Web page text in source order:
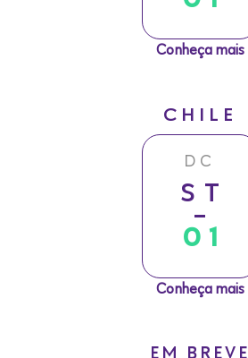
Conheça mais
CHILE
DC
ST
01
Conheça mais
EM BREVE